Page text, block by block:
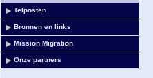
Telposten
Bronnen en links
Mission Migration
Onze partners